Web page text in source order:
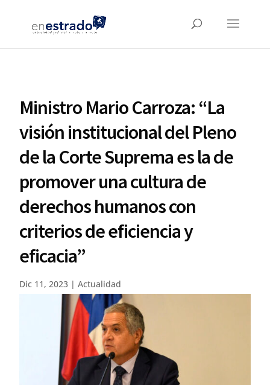
Ministro Mario Carroza: “La
visión institucional del Pleno
de la Corte Suprema es la de
promover una cultura de
derechos humanos con
criterios de eficiencia y
eficacia”
Dic 11, 2023 |Actualidad